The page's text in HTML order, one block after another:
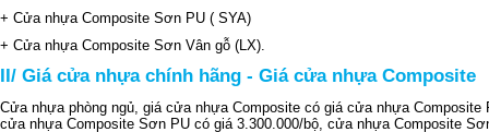
+ Cửa nhựa Composite Sơn PU ( SYA)
+ Cửa nhựa Composite Sơn Vân gỗ (LX).
II/ Giá cửa nhựa chính hãng - Giá cửa nhựa Composite
Cửa nhựa phòng ngủ, giá cửa nhựa Composite có giá cửa nhựa Composite
cửa nhựa Composite Sơn PU có giá 3.300.000/bộ, cửa nhựa Composite